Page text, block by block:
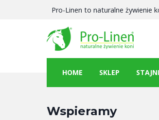
Pro-Linen to naturalne żywienie
HOME SKLEP
Wspieramy